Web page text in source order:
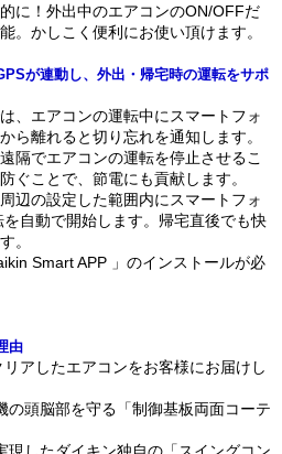
に！外出中のエアコンのON/OFFだ
。かしこく便利にお使い頂けます。
が連動し、外出・帰宅時の運転をサポ
、エアコンの運転中にスマートフォ
ら離れると切り忘れを通知します。
隔でエアコンの運転を停止させるこ
ぐことで、節電にも貢献します。
辺の設定した範囲内にスマートフォ
自動で開始します。帰宅直後でも快
。
Smart APP 」のインストールが必
由
アしたエアコンをお客様にお届けし
の頭脳部を守る「制御基板両面コーテ
現したダイキン独自の「スイングコン